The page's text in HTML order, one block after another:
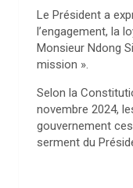
Le Président a
l’engagement, la
Monsieur Ndong
mission ».
Selon la
novembre 2024,
gouvernement
serment du